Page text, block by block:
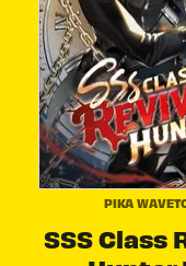
PIKA
SSS Class